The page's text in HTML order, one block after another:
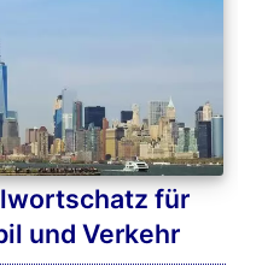
für
und Verkehr